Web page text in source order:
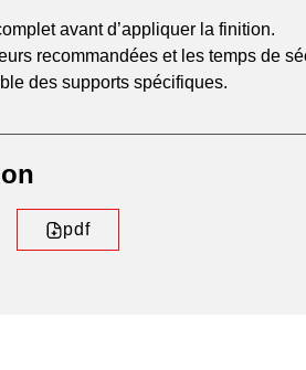
avant d’appliquer la finition.
recommandées et les temps de
des supports spécifiques.
pdf